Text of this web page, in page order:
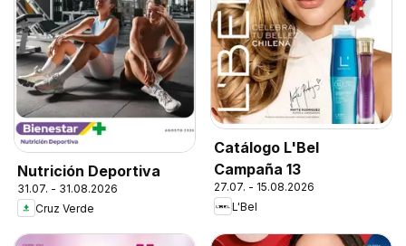
Nutrición Deportiva
31.07. - 31.08.2026
Cruz Verde
Catálogo L'Bel
Campaña 13
27.07. - 15.08.2026
L'Bel